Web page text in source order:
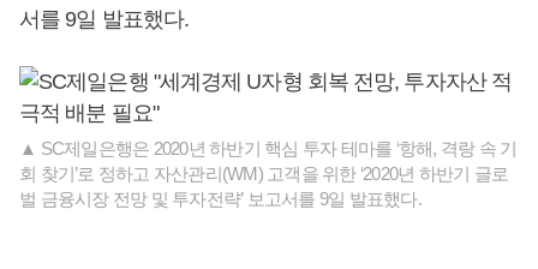
서를 9일 발표했다.
▲ SC제일은행은 2020년 하반기 핵심 투자 테마를 ‘항해, 격랑 속 기
회 찾기’로 정하고 자산관리(WM) 고객을 위한 ‘2020년 하반기 글로
벌 금융시장 전망 및 투자전략’ 보고서를 9일 발표했다.